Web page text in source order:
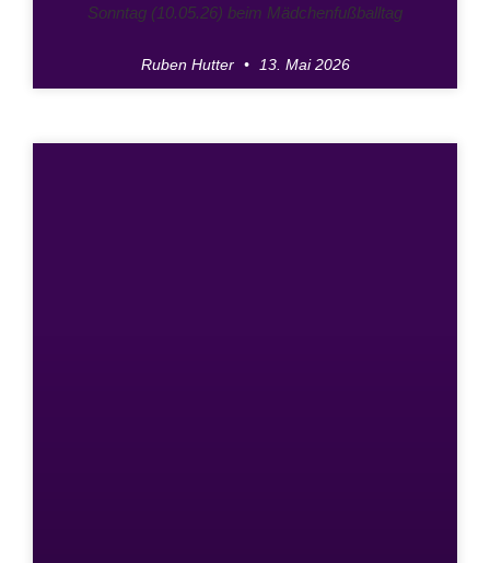
Sonntag (10.05.26) beim Mädchenfußballtag
Ruben Hutter 13. Mai 2026